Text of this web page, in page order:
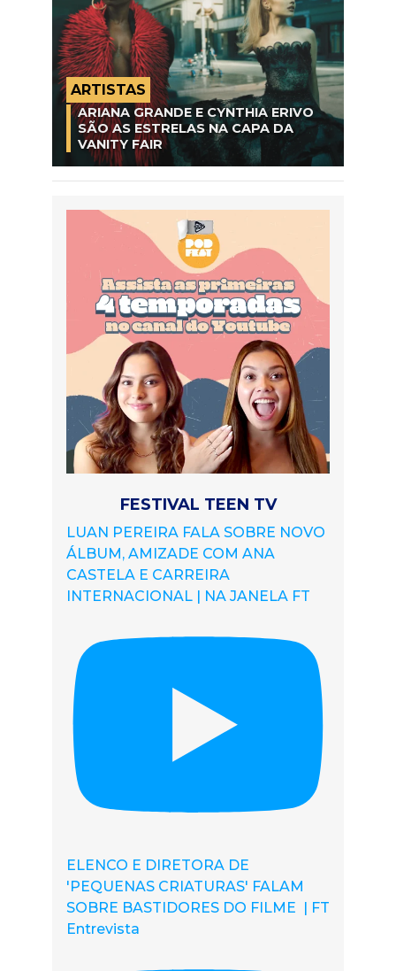
ARTISTAS
ARIANA GRANDE E CYNTHIA ERIVO
SÃO AS ESTRELAS NA CAPA DA
VANITY FAIR
FESTIVAL TEEN TV
LUAN PEREIRA FALA SOBRE NOVO
ÁLBUM, AMIZADE COM ANA
CASTELA E CARREIRA
INTERNACIONAL | NA JANELA FT
ELENCO E DIRETORA DE
'PEQUENAS CRIATURAS' FALAM
SOBRE BASTIDORES DO FILME | FT
Entrevista